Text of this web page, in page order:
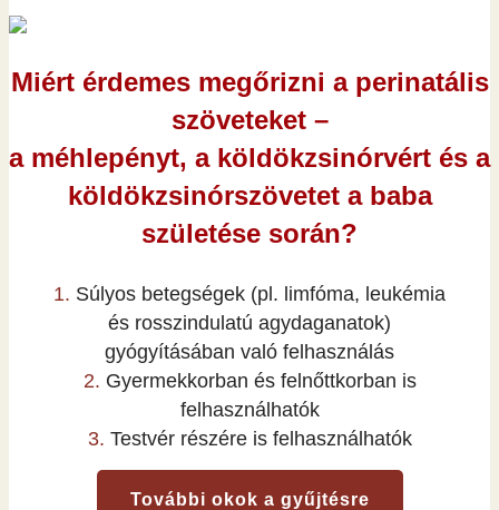
Miért érdemes megőrizni a perinatális
szöveteket –
a méhlepényt, a köldökzsinórvért és a
köldökzsinórszövetet a baba
születése során?
1. Súlyos betegségek (pl. limfóma, leukémia
és rosszindulatú agydaganatok)
gyógyításában való felhasználás
2. Gyermekkorban és felnőttkorban is
felhasználhatók
3. Testvér részére is felhasználhatók
További okok a gyűjtésre